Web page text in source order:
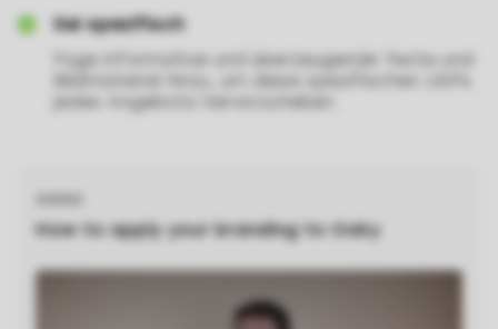
Sei spezifisch
Füge informative und überzeugende Texte und
jedes Angebots hervorzuheben.
How to apply your branding to Oaky